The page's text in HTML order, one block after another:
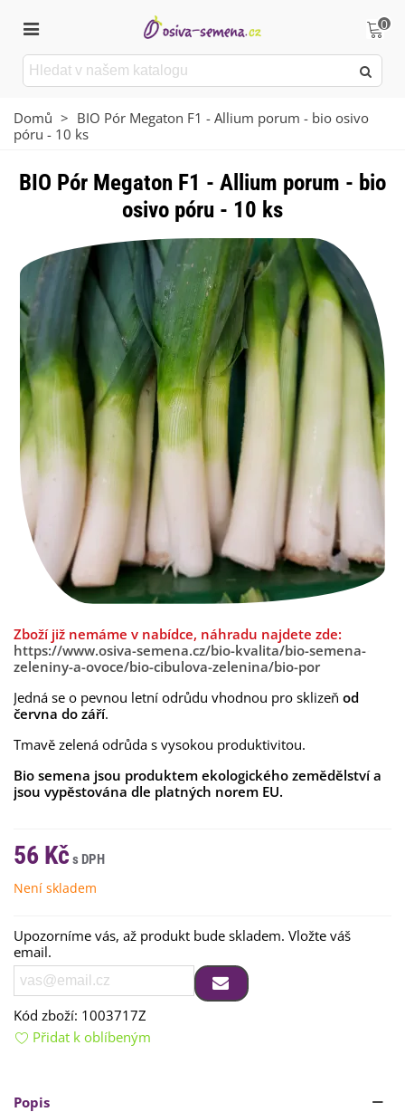
0
Domů > BIO Pór Megaton F1 - Allium porum - bio osivo
póru - 10 ks
BIO Pór Megaton F1 - Allium porum - bio
osivo póru - 10 ks
Zboží již nemáme v nabídce, náhradu najdete zde:
https://www.osiva-semena.cz/bio-kvalita/bio-semena-
zeleniny-a-ovoce/bio-cibulova-zelenina/bio-por
Jedná se o pevnou letní odrůdu vhodnou pro sklizeň od
června do září.
Tmavě zelená odrůda s vysokou produktivitou.
Bio semena jsou produktem ekologického zemědělství a
jsou vypěstována dle platných norem EU.
56 Kč
Není skladem
Upozorníme vás, až produkt bude skladem. Vložte váš
email.
Kód zboží: 1003717Z
Přidat k oblíbeným
Popis